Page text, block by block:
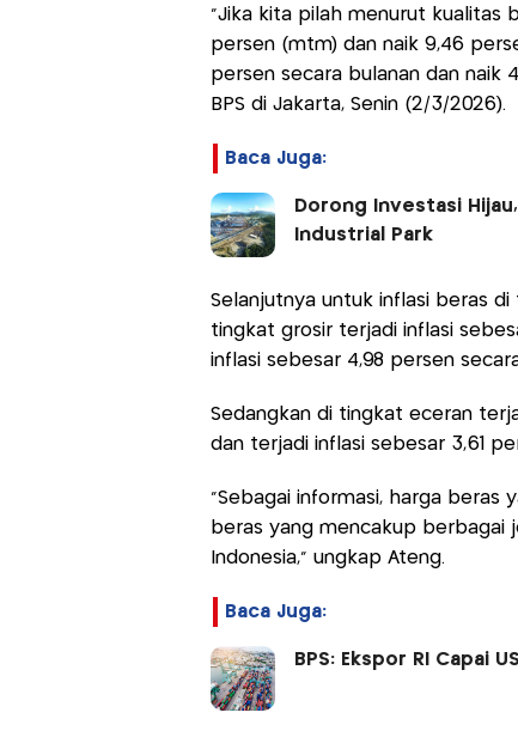
"Jika kita pilah menurut kualitas
persen (mtm) dan naik 9,46
persen secara bulanan dan naik
BPS di Jakarta, Senin (2/3/2026).
Baca Juga:
Dorong Investasi
Industrial Park
Selanjutnya untuk inflasi beras
tingkat grosir terjadi inflasi
inflasi sebesar 4,98 persen
Sedangkan di tingkat eceran
dan terjadi inflasi sebesar 3,61
"Sebagai informasi, harga beras
beras yang mencakup berbagai
Indonesia," ungkap Ateng.
Baca Juga:
BPS: Ekspor RI Capai